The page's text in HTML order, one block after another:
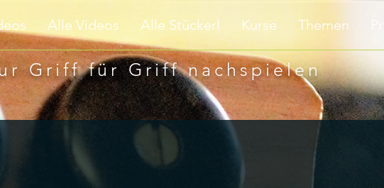
Alle Videos Alle Stückerl Kurse Themen
Griff für Griff nachspielen